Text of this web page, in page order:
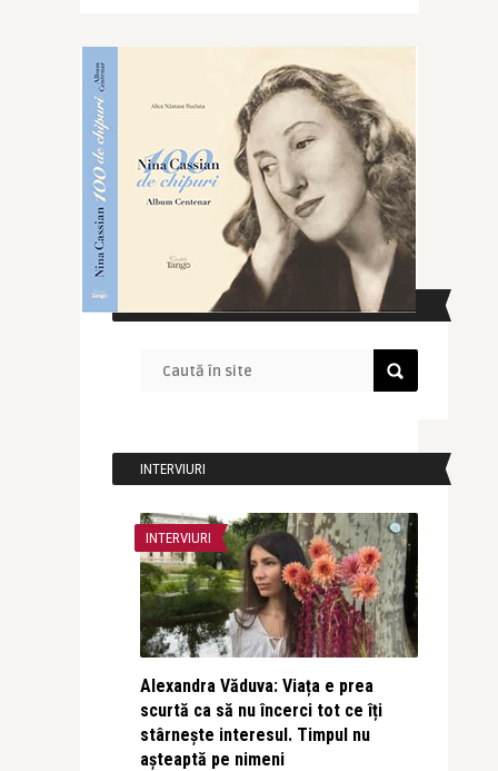
CAUTĂ ÎN SITE
INTERVIURI
INTERVIURI
Alexandra Văduva: Viața e prea
scurtă ca să nu încerci tot ce îți
stârnește interesul. Timpul nu
așteaptă pe nimeni